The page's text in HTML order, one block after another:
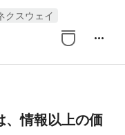
クスウェイ
more_horiz
、情報以上の価